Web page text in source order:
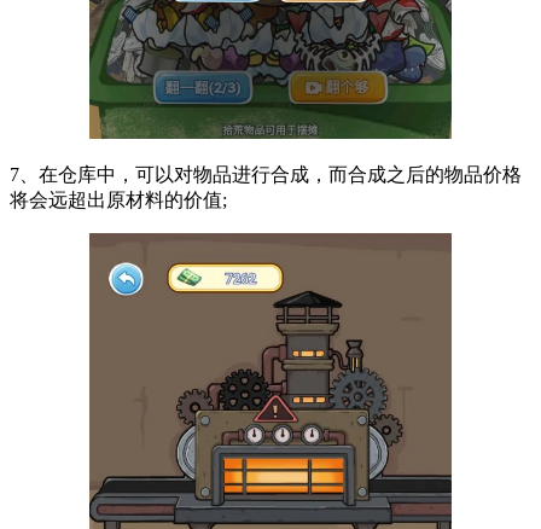
7、在仓库中，可以对物品进行合成，而合成之后的物品价格
将会远超出原材料的价值;